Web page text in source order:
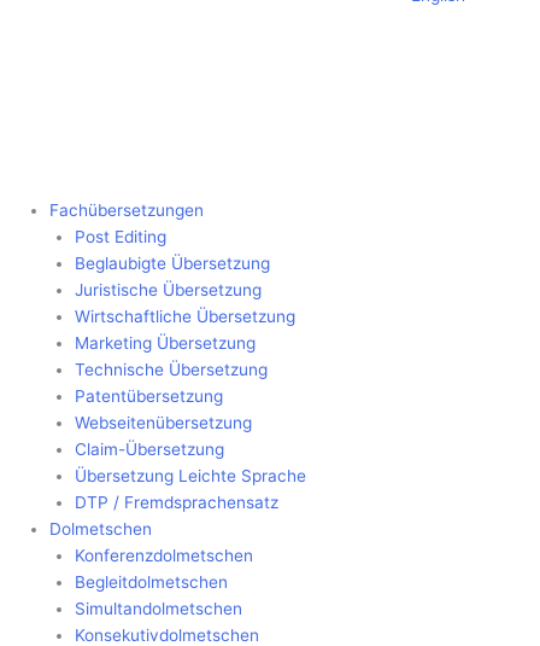
Fachübersetzungen
Post Editing
Beglaubigte Übersetzung
Juristische Übersetzung
Wirtschaftliche Übersetzung
Marketing Übersetzung
Technische Übersetzung
Patentübersetzung
Webseitenübersetzung
Claim-Übersetzung
Übersetzung Leichte Sprache
DTP / Fremdsprachensatz
Dolmetschen
Konferenzdolmetschen
Begleitdolmetschen
Simultandolmetschen
Konsekutivdolmetschen